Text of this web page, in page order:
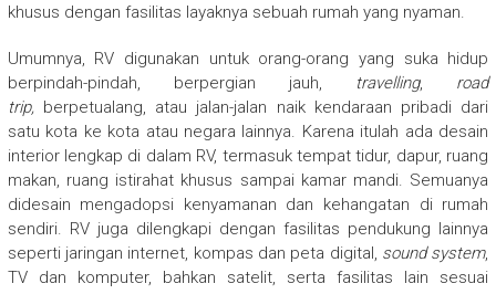
khusus dengan fasilitas layaknya sebuah rumah yang nyaman.
Umumnya, RV digunakan untuk orang-orang yang suka hidup
berpindah-pindah, berpergian jauh,
travelling, road
trip, berpetualang, atau jalan-jalan naik kendaraan pribadi dari
satu kota ke kota atau negara lainnya. Karena itulah ada desain
interior lengkap di dalam RV, termasuk tempat tidur, dapur, ruang
makan, ruang istirahat khusus sampai kamar mandi. Semuanya
didesain mengadopsi kenyamanan dan kehangatan di rumah
sendiri. RV juga dilengkapi dengan fasilitas pendukung lainnya
seperti jaringan internet, kompas dan peta digital, sound system,
TV dan komputer, bahkan satelit, serta fasilitas lain sesuai